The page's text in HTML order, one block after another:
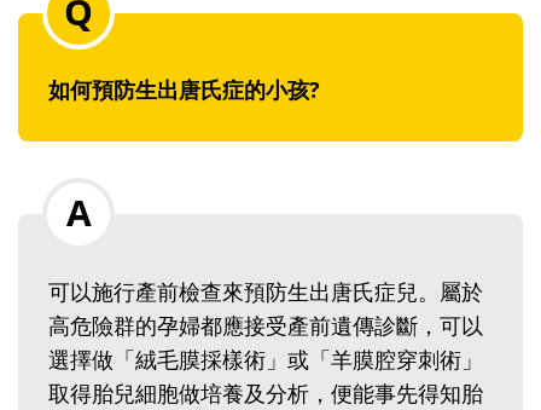
如何預防生出唐氏症的小孩?
可以施行產前檢查來預防生出唐氏症兒。屬於
高危險群的孕婦都應接受產前遺傳診斷，可以
選擇做「絨毛膜採樣術」或「羊膜腔穿刺術」
取得胎兒細胞做培養及分析，便能事先得知胎